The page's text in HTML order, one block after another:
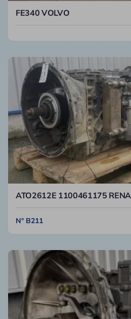
FE340 VOLVO
ATO2612E 1100461175
N° B211